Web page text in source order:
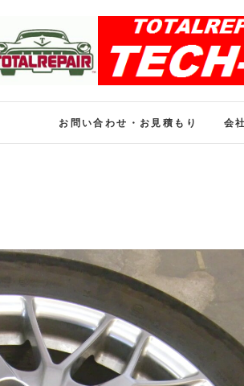
イール修理の
お問い合わせ・お見積もり 会